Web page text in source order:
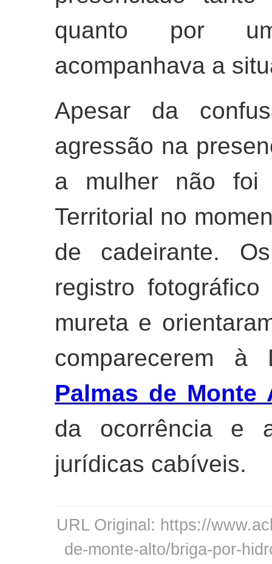
quanto por
acompanhava a
Apesar da
agressão na
a mulher não foi
Territorial no
de cadeirante.
registro
mureta e
comparecerem à
Palmas de Monte
da ocorrência e
jurídicas cabíveis.
URL Original: https://
de-monte-alto/briga-por-